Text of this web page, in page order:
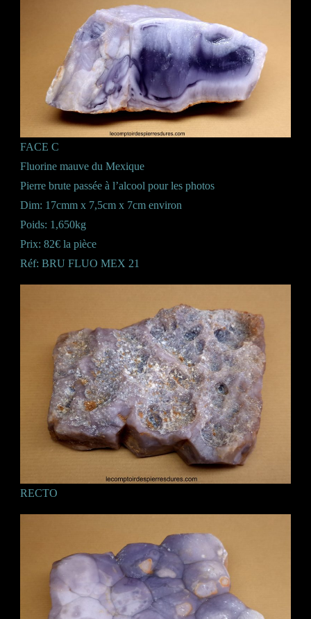
FACE C
Fluorine mauve du Mexique
Pierre brute passée à l’alcool pour les photos
Dim: 17cmm x 7,5cm x 7cm environ
Poids: 1,650kg
Prix: 82€ la pièce
Réf: BRU FLUO MEX 21
RECTO